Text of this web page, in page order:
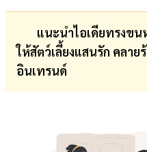
แนะนำไอเดียทรงข
ให้สัตว์เลี้ยงแสนรัก คลา
อินเทรนด์
ตรวจ
หวย
ผล
บอล
สด